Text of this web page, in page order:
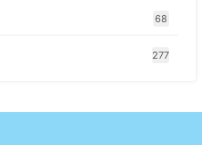
68
277